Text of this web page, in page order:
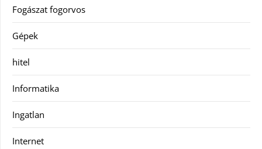
Fogászat fogorvos
Gépek
hitel
Informatika
Ingatlan
Internet